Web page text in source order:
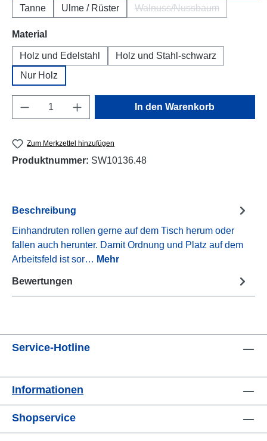
Tanne
Ulme / Rüster Walnuss/Nussbaum
(Diese Option ist
Materialauswählen
Holz und Edelstahl
Holz und Stahl-schwarz
Nur Holz
Produkt Anzahl: Gib den gewünschten
In den Warenkorb
Zum Merkzettel hinzufügen
Produktnummer: SW10136.48
Beschreibung
Einhandruten rollen gerne auf dem Tisch herum oder
fallen auch herunter. Damit Ordnung und Platz auf dem
Arbeitsfeld ist sor… Mehr
Bewertungen
Service-Hotline
Informationen
Shopservice